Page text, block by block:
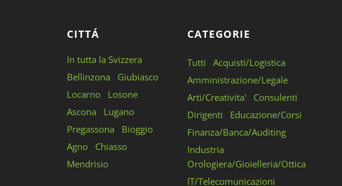
CITTÁ
In tutta la Svizzera
Bellinzona
Giubiasco
Locarno
Losone
Ascona
Lugano
Pregassona
Bioggio
Agno
Chiasso
Mendrisio
CATEGORIE
Tutti
Acquisti/Logistica
Amministrazione/Legale
Arti/Creativita'
Consulenti
Dirigenti
Educazione/Corsi
Finanza/Banca/Auditing
Industria
Orologiera/Gioielleria/Ottica
IT/Telecomunicazioni